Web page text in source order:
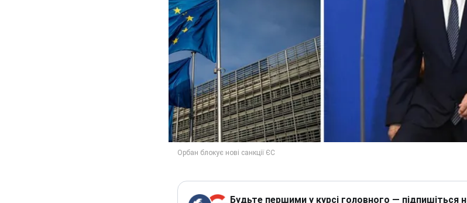
Будьте першими у курсі головного — підпишіться